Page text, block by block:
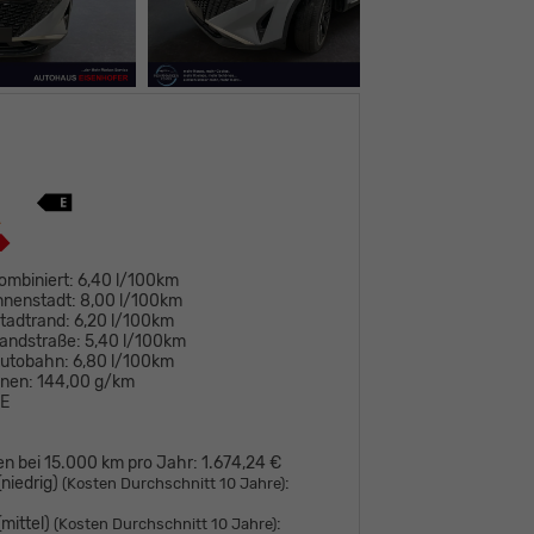
6,40 l/100km
8,00 l/100km
6,20 l/100km
5,40 l/100km
6,80 l/100km
144,00 g/km
E
bei 15.000 km pro Jahr: 1.674,24 €
(Kosten Durchschnitt 10 Jahre):
(Kosten Durchschnitt 10 Jahre):